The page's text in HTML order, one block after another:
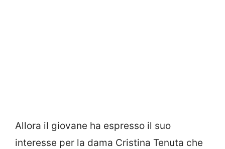
Allora il giovane ha espresso il suo
interesse per la dama Cristina Tenuta che